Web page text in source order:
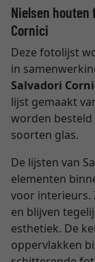
Nielsen houten
Cornici
Deze fotolijst
in
Salvadori
lijst gemaakt
worden
soorten glas.
De lijsten van
elementen
voor interieurs.
en blijven
esthetiek. De
oppervlakken